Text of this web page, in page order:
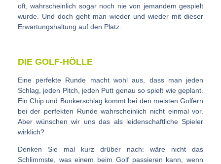
oft, wahrscheinlich sogar noch nie von jemandem gespielt
wurde. Und doch geht man wieder und wieder mit dieser
Erwartungshaltung auf den Platz.
DIE GOLF-HÖLLE
Eine perfekte Runde macht wohl aus, dass man jeden
Schlag, jeden Pitch, jeden Putt genau so spielt wie geplant.
Ein Chip und Bunkerschlag kommt bei den meisten Golfern
bei der perfekten Runde wahrscheinlich nicht einmal vor.
Aber wünschen wir uns das als leidenschaftliche Spieler
wirklich?
Denken Sie mal kurz drüber nach: wäre nicht das
Schlimmste, was einem beim Golf passieren kann, wenn